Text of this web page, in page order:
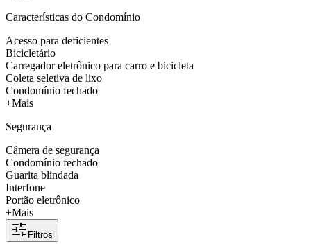
Características do Condomínio
Acesso para deficientes
Bicicletário
Carregador eletrônico para carro e bicicleta
Coleta seletiva de lixo
Condomínio fechado
+Mais
Segurança
Câmera de segurança
Condomínio fechado
Guarita blindada
Interfone
Portão eletrônico
+Mais
Filtros